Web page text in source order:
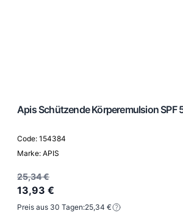
Apis Schützende Körperemulsion SPF
Code: 154384
Marke: APIS
25,34 €
13,93 €
Preis aus 30 Tagen:25,34 €